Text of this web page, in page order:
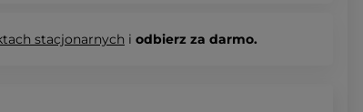
stacjonarnych i odbierz za darmo.